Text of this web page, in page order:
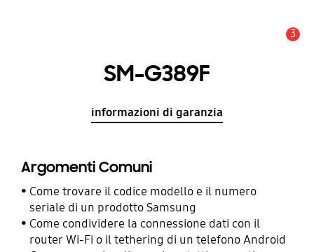
3
SM-G389F
informazioni di garanzia
Argomenti Comuni
Come trovare il codice modello e il numero
seriale di un prodotto Samsung
Come condividere la connessione dati con il
router Wi-Fi o il tethering di un telefono Android